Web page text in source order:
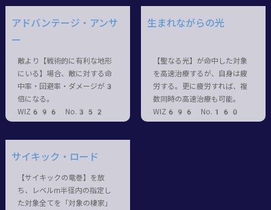
アドバンテージ・アンサ
ー
敵より【戦術的に有利な地形
にいる】場合、敵に対する命
中率・回避率・ダメージが3
倍になる。
WIZ696 No.352
生まれながらの光
【聖なる光】が命中した対象
を高速治療するが、自身は疲
労する。更に疲労すれば、複
数同時の高速治療も可能。
WIZ696 No.160
サイキック・ロード
【サイキックの竜巻】を放
ち、レベルm半径内の指定し
た対象全てを「対象の棲家」